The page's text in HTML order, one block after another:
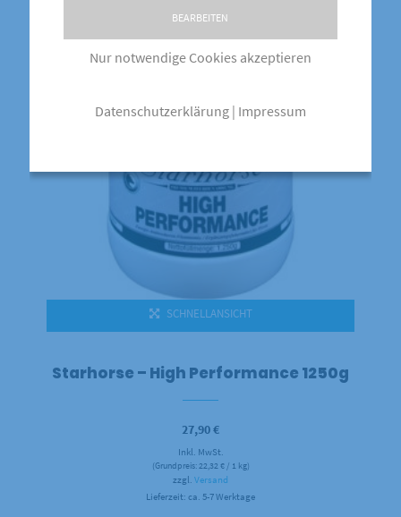
SCHNELLANSICHT
Starhorse – High Performance 1250g
27,90€
Inkl. MwSt.
(Grundpreis:22,32 €/ 1 kg)
zzgl.Versand
Lieferzeit: ca. 5-7 Werktage
BEARBEITEN
Nur notwendige Cookies akzeptieren
Datenschutzerklärung | Impressum